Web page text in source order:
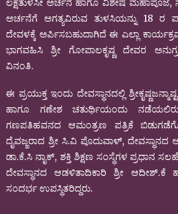
ಲಕ್ಷತುಳಸೀ ಅರ್ಚನೆ ಹಾಗೂ ವಿಶೇಷ ಮಹಾಪೂಜೆ,
ಅರ್ಚನೆಗೆ ಅಗತ್ಯವಿರುವ ತುಳಸಿಯನ್ನು 18 ರ
ದೇವಳಕ್ಕೆ ಅರ್ಪಿಸಬಹುದಾಗಿದೆ ಈ ಎಲ್ಲಾ
ಭಾಗವಹಿಸಿ ಶ್ರೀ ಗೋಪಾಲಕೃಷ್ಣ ದೇವರ
ವಿನಂತಿ.
ಈ ಪ್ರಯುಕ್ತ ಇಂದು ದೇವಸ್ಥಾನದಲ್ಲಿ
ಹಾಗೂ ಗಣೇಶ ಚತುರ್ಥಿಯಂದು
ಗಣಪತಿಹವನದ ಆಮಂತ್ರಣ ಪತ್ರಿಕೆ
ದೈವಜ್ಙರಾದ ಶ್ರೀ ಸಿ.ವಿ ಪೊದುವಾಳ್,
ಡಾ.ಕೆ.ಸಿ ನಾೖಕ್‌, ಶಕ್ತಿ ಶಿಕ್ಷಣ ಸಂಸ್ಥೆಗಳ ಪ್ರಧಾನ
ದೇವಸ್ಥಾನದ ಆಡಳಿತಾದಿಕಾರಿ ಶ್ರೀ ಆದೀಶ್.ಕೆ
ಸಂದರ್ಭ ಉಪಸ್ಥಿತರಿದ್ದರು.